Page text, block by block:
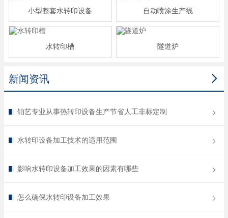
小型整套水转印设备 自动喷涂生产线
水转印槽 隧道炉

新闻资讯
铂艺专业从事热转印设备生产节省人工非标定制
水转印设备加工技术的适用范围
影响水转印设备加工效果的因素有哪些
怎么确保水转印设备加工效果